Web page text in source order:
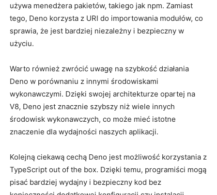
używa menedżera pakietów, takiego ‌jak npm. Zamiast
tego, ⁤Deno korzysta z URI do importowania modułów, co
sprawia, że jest bardziej niezależny i​ bezpieczny w
użyciu.
Warto również zwrócić uwagę‌ na szybkość działania
Deno w‌ porównaniu z innymi środowiskami‌
wykonawczymi. Dzięki swojej architekturze opartej na
V8, Deno ⁢jest ⁣znacznie szybszy niż wiele‌ innych
środowisk‌ wykonawczych, co może mieć istotne
znaczenie ​dla wydajności‍ naszych ‍aplikacji.
Kolejną ‍ciekawą cechą Deno ⁣jest możliwość korzystania z
TypeScript out of the box. Dzięki⁤ temu, ⁤programiści mogą
pisać bardziej wydajny i bezpieczny kod ⁢bez